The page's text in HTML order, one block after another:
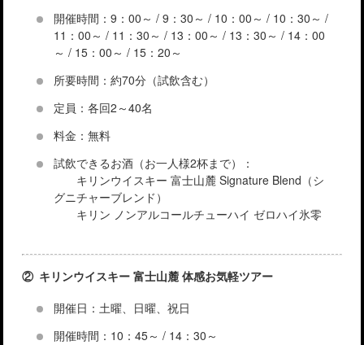
開催時間：9：00～ / 9：30～ / 10：00～ / 10：30～ /
11：00～ / 11：30～ / 13：00～ / 13：30～ / 14：00
～ / 15：00～ / 15：20～
所要時間：約70分（試飲含む）
定員：各回2～40名
料金：無料
試飲できるお酒（お一人様2杯まで）：
キリンウイスキー 富士山麓 Signature Blend（シ
グニチャーブレンド）
キリン ノンアルコールチューハイ ゼロハイ氷零
② キリンウイスキー 富士山麓 体感お気軽ツアー
開催日：土曜、日曜、祝日
開催時間：10：45～ / 14：30～